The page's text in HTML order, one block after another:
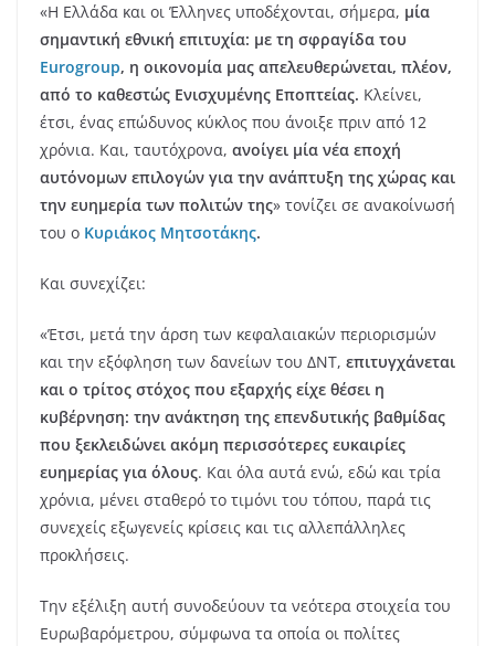
«Η Ελλάδα και οι Έλληνες υποδέχονται, σήμερα, μία
σημαντική εθνική επιτυχία: με τη σφραγίδα του
Eurogroup, η οικονομία μας απελευθερώνεται, πλέον,
από το καθεστώς Ενισχυμένης Εποπτείας. Κλείνει,
έτσι, ένας επώδυνος κύκλος που άνοιξε πριν από 12
χρόνια. Και, ταυτόχρονα, ανοίγει μία νέα εποχή
αυτόνομων επιλογών για την ανάπτυξη της χώρας και
την ευημερία των πολιτών της» τονίζει σε ανακοίνωσή
του ο Κυριάκος Μητσοτάκης.
Και συνεχίζει:
«Έτσι, μετά την άρση των κεφαλαιακών περιορισμών
και την εξόφληση των δανείων του ΔΝΤ, επιτυγχάνεται
και ο τρίτος στόχος που εξαρχής είχε θέσει η
κυβέρνηση: την ανάκτηση της επενδυτικής βαθμίδας
που ξεκλειδώνει ακόμη περισσότερες ευκαιρίες
ευημερίας για όλους. Και όλα αυτά ενώ, εδώ και τρία
χρόνια, μένει σταθερό το τιμόνι του τόπου, παρά τις
συνεχείς εξωγενείς κρίσεις και τις αλλεπάλληλες
προκλήσεις.
Την εξέλιξη αυτή συνοδεύουν τα νεότερα στοιχεία του
Ευρωβαρόμετρου, σύμφωνα τα οποία οι πολίτες